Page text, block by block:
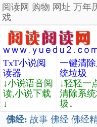
阅读网 购物 网址 万年
戏
TxT小说阅
读器
↓小说语音阅
读,小说下载
↓
一键清
统垃圾
↓轻轻一
清除系
圾↓
佛经: 故事 佛经 佛经